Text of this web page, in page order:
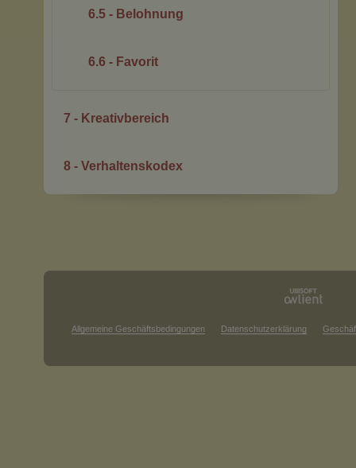
6.5 - Belohnung
6.6 - Favorit
7 - Kreativbereich
8 - Verhaltenskodex
Allgemeine Geschäftsbedingungen Datenschutzerklärung